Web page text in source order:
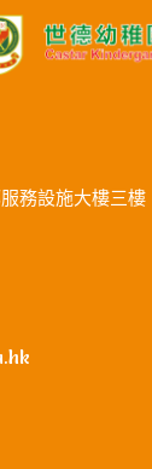
務設施大樓三樓